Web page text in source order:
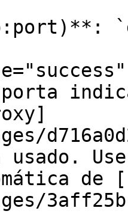
porta
usado.
de